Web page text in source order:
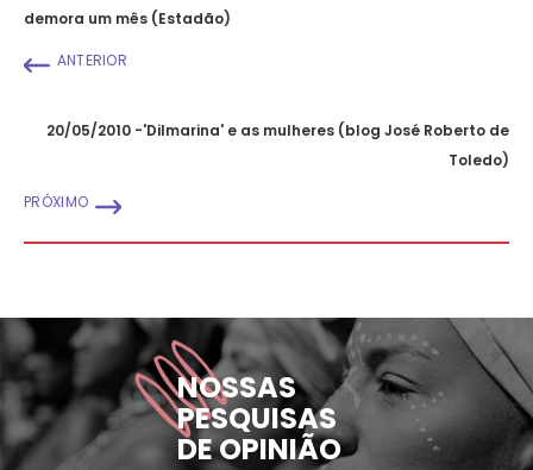
demora um mês (Estadão)
ANTERIOR
20/05/2010 -'Dilmarina' e as mulheres (blog José Roberto de
Toledo)
PRÓXIMO
NOSSAS
PESQUISAS
DE OPINIÃO